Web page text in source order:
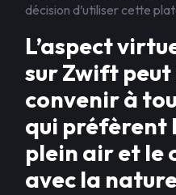
décision d’utiliser cette
L’aspect
sur Zwift peut
convenir à
qui préfèrent
plein air et le
avec la